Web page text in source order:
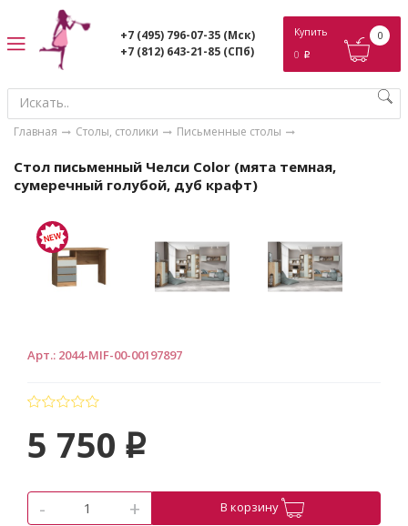
+7 (495) 796-07-35 (Мск)
+7 (812) 643-21-85 (СПб)
Купить
0 p
0
Главная Столы, столики Письменные столы
Стол письменный Челси Color (мята темная,
сумеречный голубой, дуб крафт)
Арт.: 2044-MIF-00-00197897
5 750 p
- + В корзину